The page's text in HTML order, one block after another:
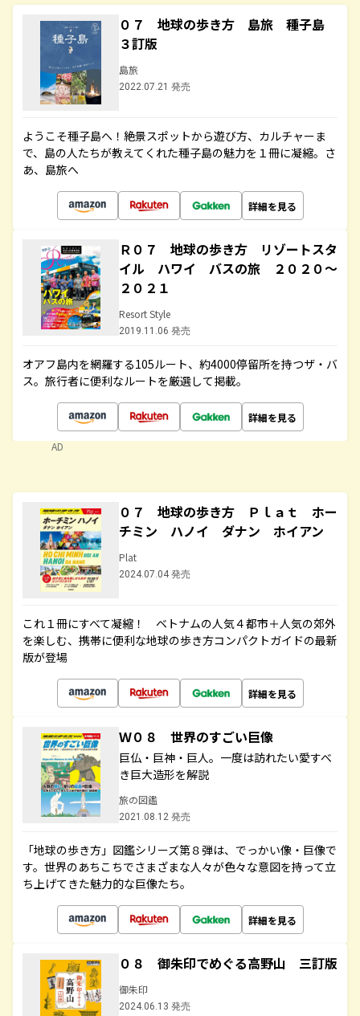
０７ 地球の歩き方 島旅 種子島
３訂版
島旅
2022.07.21 発売
ようこそ種子島へ！絶景スポットから遊び方、カルチャーま
で、島の人たちが教えてくれた種子島の魅力を１冊に凝縮。さ
あ、島旅へ
詳細を見る
Ｒ０７ 地球の歩き方 リゾートスタ
イル ハワイ バスの旅 ２０２０～
２０２１
Resort Style
2019.11.06 発売
オアフ島内を網羅する105ルート、約4000停留所を持つザ・バ
ス。旅行者に便利なルートを厳選して掲載。
詳細を見る
AD
０７ 地球の歩き方 Ｐｌａｔ ホー
チミン ハノイ ダナン ホイアン
Plat
2024.07.04 発売
これ１冊にすべて凝縮！ ベトナムの人気４都市＋人気の郊外
を楽しむ、携帯に便利な地球の歩き方コンパクトガイドの最新
版が登場
詳細を見る
Ｗ０８ 世界のすごい巨像
巨仏・巨神・巨人。一度は訪れたい愛すべ
き巨大造形を解説
旅の図鑑
2021.08.12 発売
「地球の歩き方」図鑑シリーズ第８弾は、でっかい像・巨像で
す。世界のあちこちでさまざまな人々が色々な意図を持って立
ち上げてきた魅力的な巨像たち。
詳細を見る
０８ 御朱印でめぐる高野山 三訂版
御朱印
2024.06.13 発売